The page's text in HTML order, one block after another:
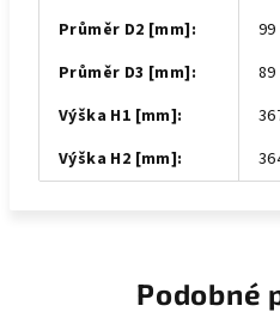
Průměr D2 [mm]:
99
Průměr D3 [mm]:
89
Výška H1 [mm]:
Výška H2 [mm]:
Podobné